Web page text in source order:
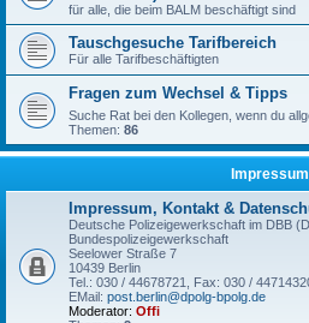
für alle, die beim BALM beschäftigt sind
Tauschgesuche Tarifbereich
Für alle Tarifbeschäftigten
Fragen zum Wechsel & Tipps
Suche Rat bei den Kollegen, wenn du
Themen: 86
Impressum
Impressum, Kontakt &
Deutsche Polizeigewerkschaft im DBB
Bundespolizeigewerkschaft
Seelower Straße 7
10439 Berlin
Tel.: 030 / 44678721, Fax: 030 /
EMail: post.berlin@dpolg-bpolg.de
Moderator: Offi